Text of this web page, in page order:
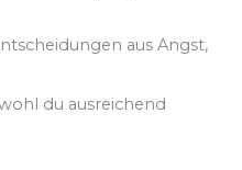
aus Angst,
du ausreichend